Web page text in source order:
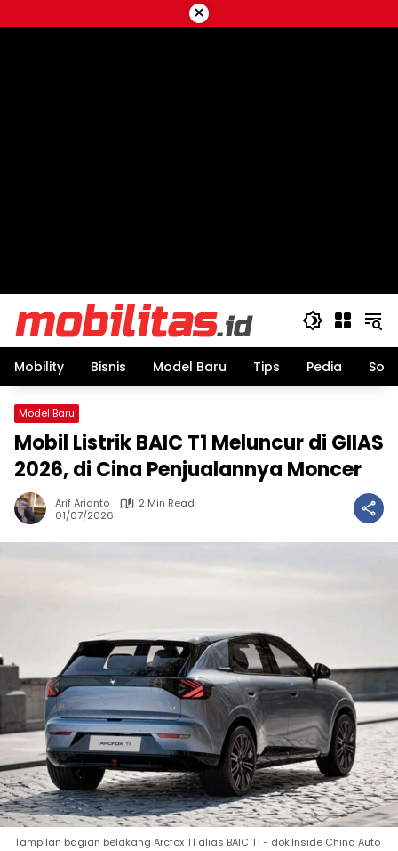
to
×
Mobility Bisnis Model Baru Tips Pedia
Model Baru
Mobil Listrik BAIC T1 Meluncur di GIIAS
2026, di Cina Penjualannya Moncer
Arif Arianto
2 Min Read
01/07/2026
Tampilan bagian belakang Arcfox T1 alias BAIC T1 - dok.Inside China Auto